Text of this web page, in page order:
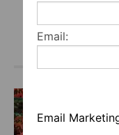
Email:
Email